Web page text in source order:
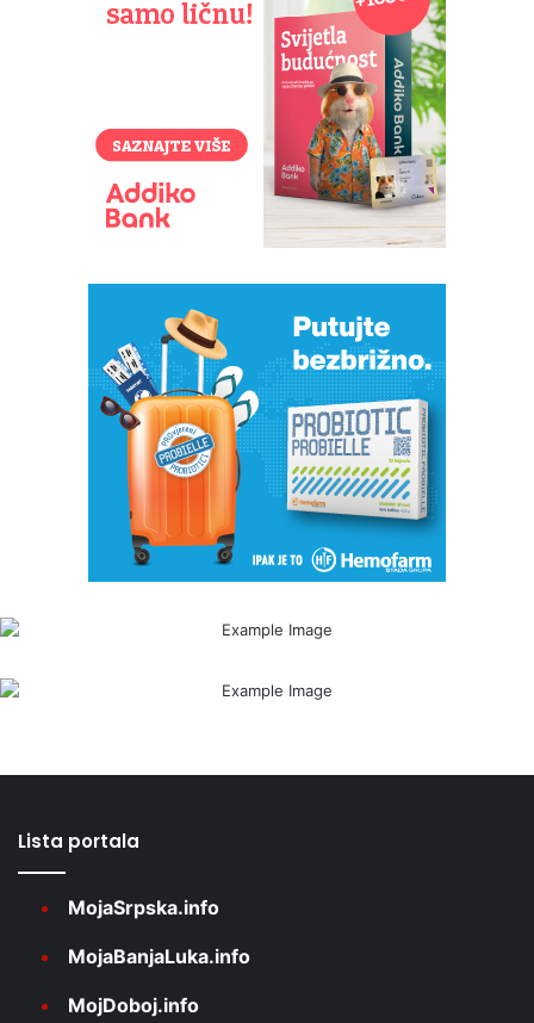
Lista portala
MojaSrpska.info
MojaBanjaLuka.info
MojDoboj.info